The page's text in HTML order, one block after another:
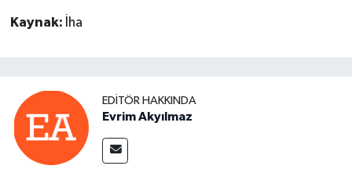
Kaynak: İha
EDITÖR HAKKINDA
Evrim Akyılmaz